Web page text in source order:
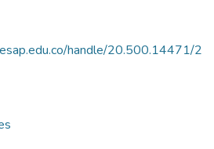
handle/20.500.14471/2